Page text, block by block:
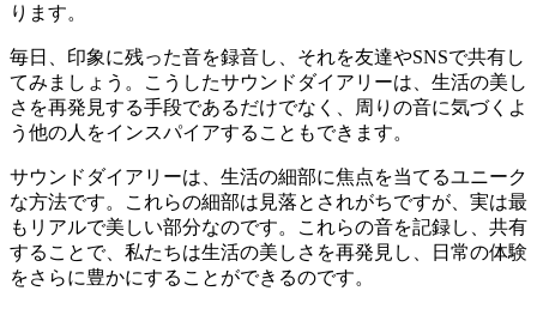
ります。
毎日、印象に残った音を録音し、それを友達やSNSで共有し
てみましょう。こうしたサウンドダイアリーは、生活の美し
さを再発見する手段であるだけでなく、周りの音に気づくよ
う他の人をインスパイアすることもできます。
サウンドダイアリーは、生活の細部に焦点を当てるユニーク
な方法です。これらの細部は見落とされがちですが、実は最
もリアルで美しい部分なのです。これらの音を記録し、共有
することで、私たちは生活の美しさを再発見し、日常の体験
をさらに豊かにすることができるのです。